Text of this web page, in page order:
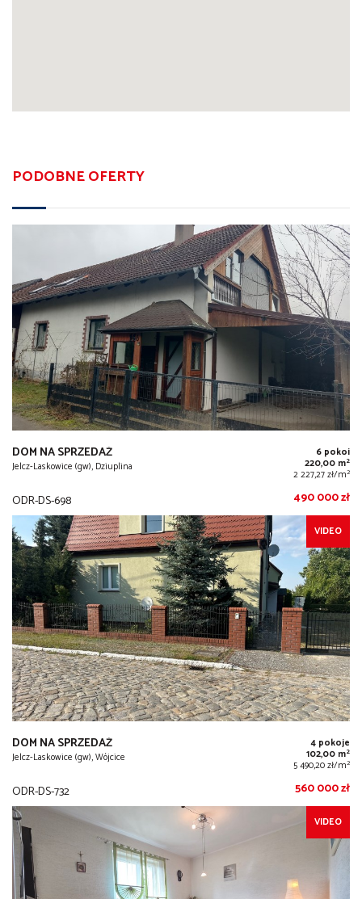
PODOBNE OFERTY
DOM NA SPRZEDAŻ
Jelcz-Laskowice (gw), Dziuplina
6 pokoi
220,00 m2
2 227,27 zł/m2
ODR-DS-698 490 000 zł
VIDEO
DOM NA SPRZEDAŻ
Jelcz-Laskowice (gw), Wójcice
4 pokoje
102,00 m2
5 490,20 zł/m2
ODR-DS-732 560 000 zł
VIDEO